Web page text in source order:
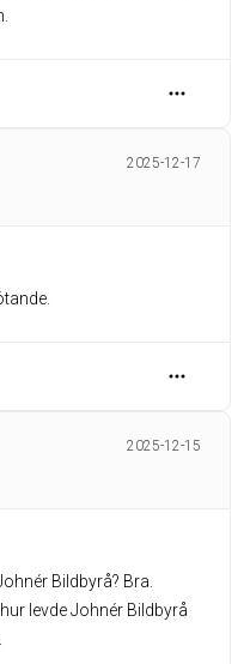
2025-12-17
2025-12-15
Bildbyrå? Bra.
levde Johnér Bildbyrå